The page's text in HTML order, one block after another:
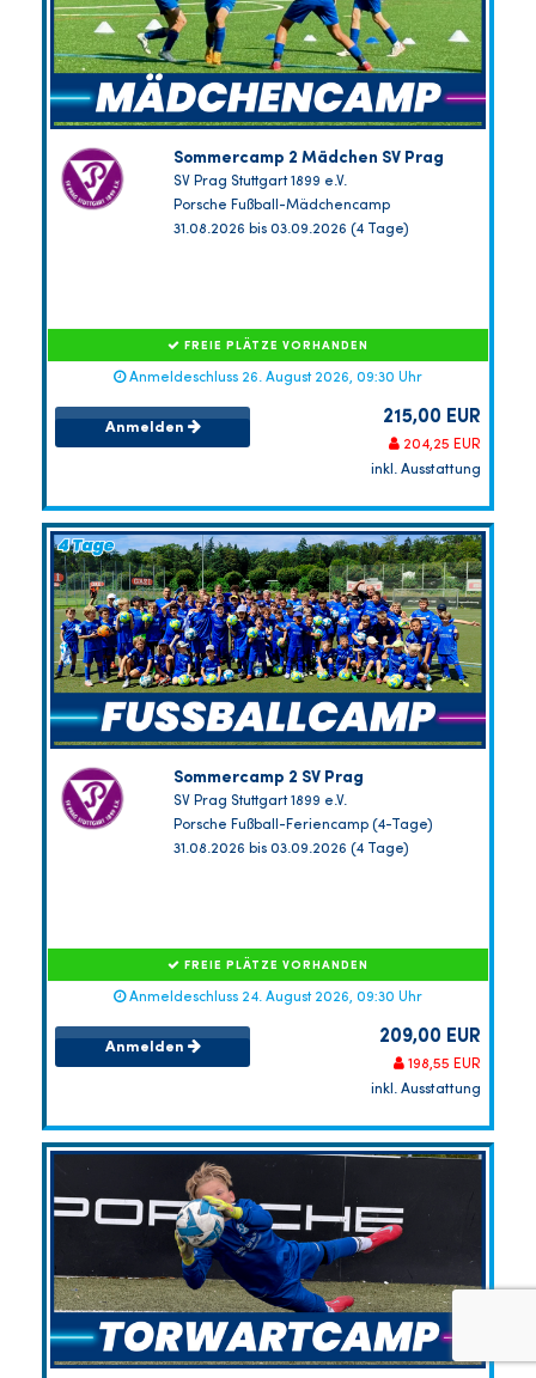
Sommercamp 2 Mädchen SV Prag
SV Prag Stuttgart 1899 e.V.
Porsche Fußball-Mädchencamp
31.08.2026 bis 03.09.2026 (4 Tage)
FREIE PLÄTZE VORHANDEN
Anmeldeschluss 26. August 2026, 09:30 Uhr
Anmelden 215,00 EUR
204,25 EUR
inkl. Ausstattung
Sommercamp 2 SV Prag
SV Prag Stuttgart 1899 e.V.
Porsche Fußball-Feriencamp (4-Tage)
31.08.2026 bis 03.09.2026 (4 Tage)
FREIE PLÄTZE VORHANDEN
Anmeldeschluss 24. August 2026, 09:30 Uhr
Anmelden 209,00 EUR
198,55 EUR
inkl. Ausstattung